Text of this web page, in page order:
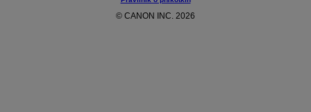
© CANON INC. 2026